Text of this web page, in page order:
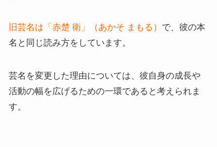
旧芸名は「赤楚 衛」（あかそ まもる） で、彼の本
名と同じ読み方をしています。
芸名を変更した理由については、彼自身の成長や
活動の幅を広げるための一環であると考えられま
す。